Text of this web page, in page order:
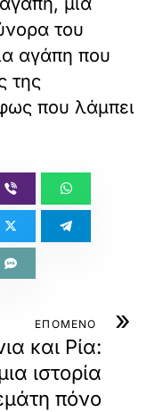
του
αγάπη που
της
που λάμπει
»
ΕΠΟΜΕΝΟ
και Ρία:
ιστορία
πόνο